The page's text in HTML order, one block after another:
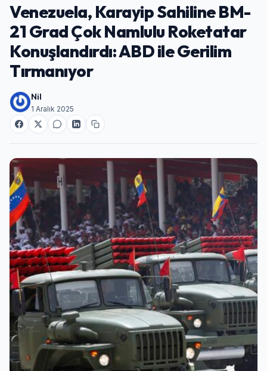
Venezuela, Karayip Sahiline BM-
21 Grad Çok Namlulu Roketatar
Konuşlandırdı: ABD ile Gerilim
Tırmanıyor
Nil
1 Aralık 2025